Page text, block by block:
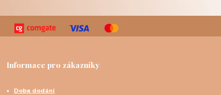
Informace pro zákazníky
Doba dodání